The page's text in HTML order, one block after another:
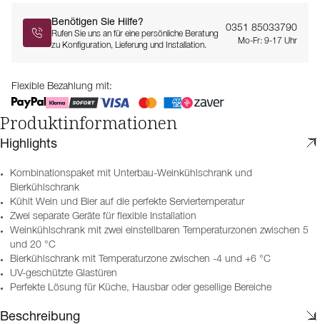
Benötigen Sie Hilfe?
Rufen Sie uns an für eine persönliche Beratung
zu Konfiguration, Lieferung und Installation.
0351 85033790
Mo-Fr: 9-17 Uhr
Flexible Bezahlung mit:
Produktinformationen
Highlights
Kombinationspaket mit Unterbau-Weinkühlschrank und
Bierkühlschrank
Kühlt Wein und Bier auf die perfekte Serviertemperatur
Zwei separate Geräte für flexible Installation
Weinkühlschrank mit zwei einstellbaren Temperaturzonen zwischen 5
und 20 °C
Bierkühlschrank mit Temperaturzone zwischen -4 und +6 °C
UV-geschützte Glastüren
Perfekte Lösung für Küche, Hausbar oder gesellige Bereiche
Beschreibung